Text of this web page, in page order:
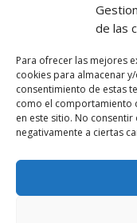
de las
Para ofrecer las mejores
cookies para almacenar
consentimiento de estas
como el comportamiento
en este sitio. No
negativamente a ciertas
Girona
 666 53 77 00
